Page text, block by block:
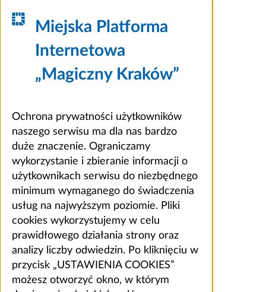
Miejska Platforma
Internetowa
„Magiczny Kraków”
Ochrona prywatności użytkowników
naszego serwisu ma dla nas bardzo
duże znaczenie. Ograniczamy
wykorzystanie i zbieranie informacji o
użytkownikach serwisu do niezbędnego
minimum wymaganego do świadczenia
usług na najwyższym poziomie. Pliki
cookies wykorzystujemy w celu
prawidłowego działania strony oraz
analizy liczby odwiedzin. Po kliknięciu w
przycisk „USTAWIENIA COOKIES”
możesz otworzyć okno, w którym